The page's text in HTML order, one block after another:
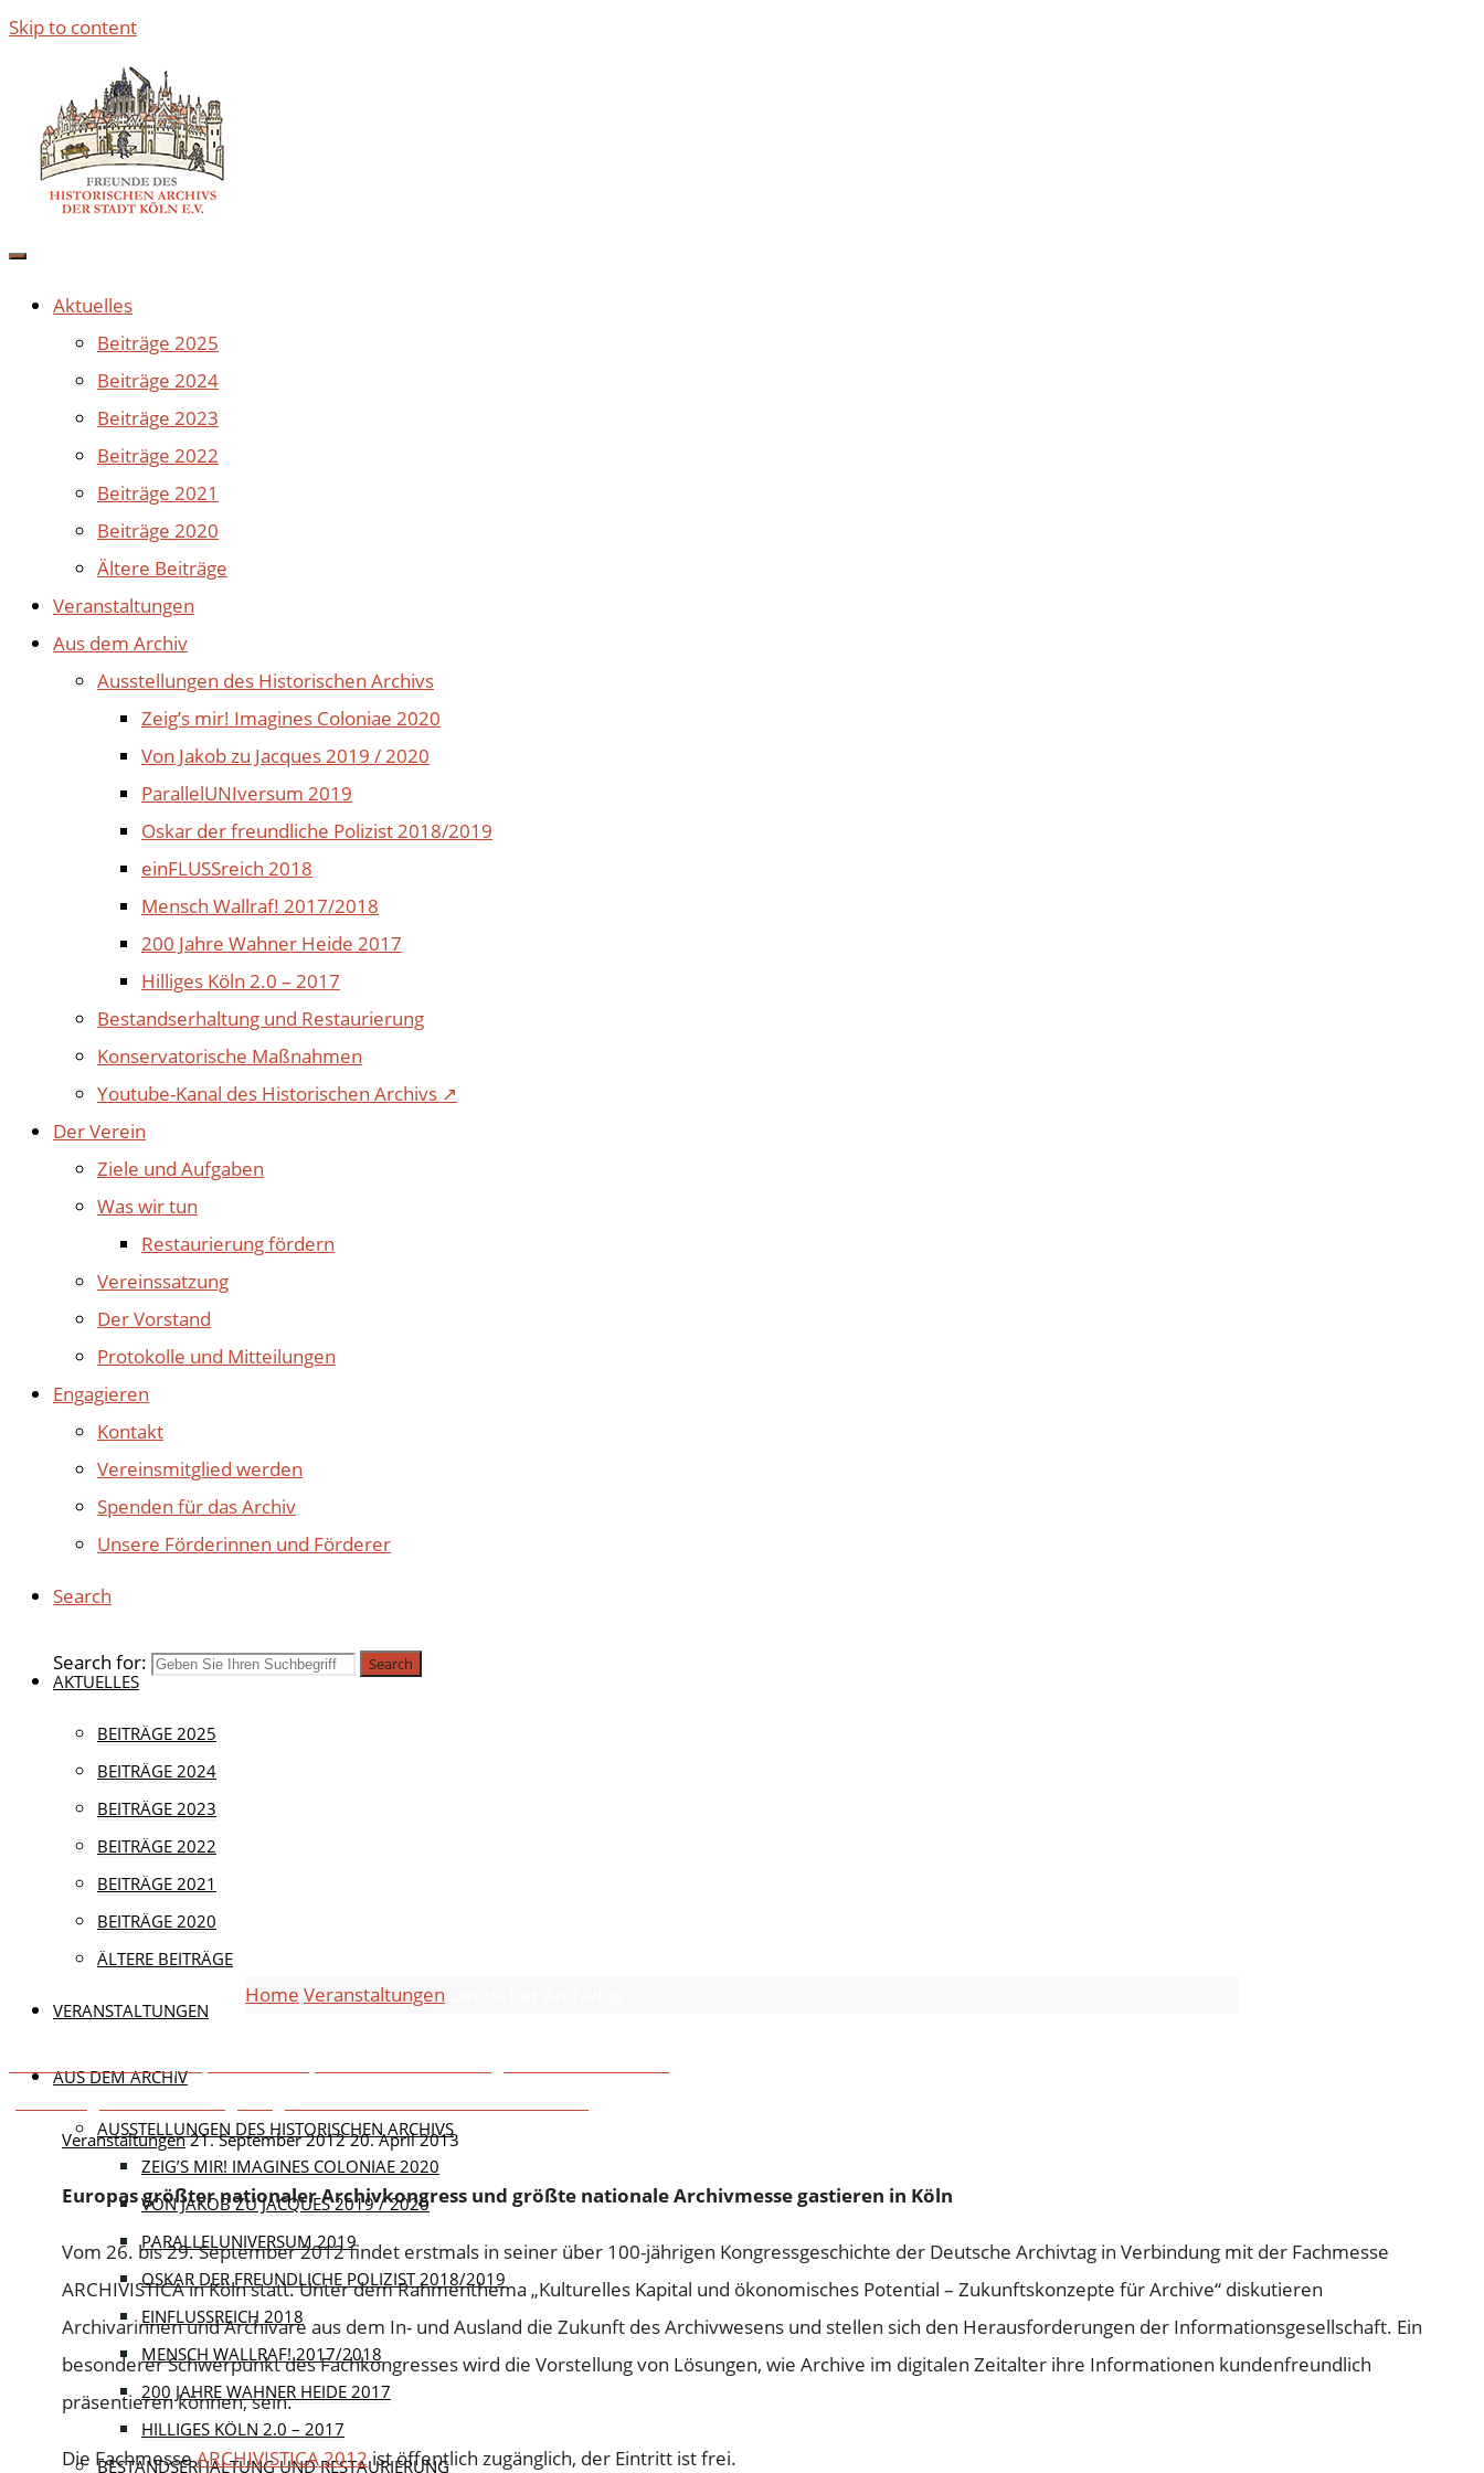
Skip to content
Aktuelles
Beiträge 2025
Beiträge 2024
Beiträge 2023
Beiträge 2022
Beiträge 2021
Beiträge 2020
Ältere Beiträge
Veranstaltungen
Aus dem Archiv
Ausstellungen des Historischen Archivs
Zeig’s mir! Imagines Coloniae 2020
Von Jakob zu Jacques 2019 / 2020
ParallelUNIversum 2019
Oskar der freundliche Polizist 2018/2019
einFLUSSreich 2018
Mensch Wallraf! 2017/2018
200 Jahre Wahner Heide 2017
Hilliges Köln 2.0 – 2017
Bestandserhaltung und Restaurierung
Konservatorische Maßnahmen
Youtube-Kanal des Historischen Archivs ↗
Der Verein
Ziele und Aufgaben
Was wir tun
Restaurierung fördern
Vereinssatzung
Der Vorstand
Protokolle und Mitteilungen
Engagieren
Kontakt
Vereinsmitglied werden
Spenden für das Archiv
Unsere Förderinnen und Förderer
Search
Search for: Search
AKTUELLES
BEITRÄGE 2025
BEITRÄGE 2024
BEITRÄGE 2023
BEITRÄGE 2022
BEITRÄGE 2021
BEITRÄGE 2020
ÄLTERE BEITRÄGE
VERANSTALTUNGEN
AUS DEM ARCHIV
AUSSTELLUNGEN DES HISTORISCHEN ARCHIVS
ZEIG’S MIR! IMAGINES COLONIAE 2020
VON JAKOB ZU JACQUES 2019 / 2020
PARALLELUNIVERSUM 2019
OSKAR DER FREUNDLICHE POLIZIST 2018/2019
EINFLUSSREICH 2018
MENSCH WALLRAF! 2017/2018
200 JAHRE WAHNER HEIDE 2017
HILLIGES KÖLN 2.0 – 2017
BESTANDSERHALTUNG UND RESTAURIERUNG
Home Veranstaltungen
Veranstaltungen 21. September 201220. April 2013
Europas größter nationaler Archivkongress und größte nationale Archivmesse gastieren in Köln
Vom 26. bis 29. September 2012 findet erstmals in seiner über 100-jährigen Kongressgeschichte der Deutsche Archivtag in Verbindung mit der Fachmesse
ARCHIVISTICA in Köln statt. Unter dem Rahmenthema „Kulturelles Kapital und ökonomisches Potential – Zukunftskonzepte für Archive“ diskutieren
Archivarinnen und Archivare aus dem In- und Ausland die Zukunft des Archivwesens und stellen sich den Herausforderungen der Informationsgesellschaft. Ein
besonderer Schwerpunkt des Fachkongresses wird die Vorstellung von Lösungen, wie Archive im digitalen Zeitalter ihre Informationen kundenfreundlich
präsentieren können, sein.
Die FachmesseARCHIVISTICA 2012ist öffentlich zugänglich, der Eintritt ist frei.